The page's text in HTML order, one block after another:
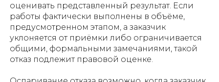
оценивать представленный результат. Если
работы фактически выполнены в объёме,
предусмотренном этапом, а заказчик
уклоняется от приёмки либо ограничивается
общими, формальными замечаниями, такой
отказ подлежит правовой оценке.